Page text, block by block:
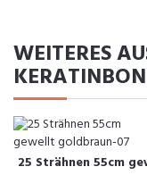
WEITERES
25 Strähnen 55cm